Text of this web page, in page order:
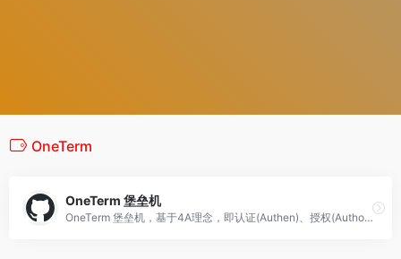
OneTerm
OneTerm 堡垒机
OneTerm 堡垒机，基于4A理念，即认证(Authen)、授权(Authorize)、账号(Account)、审计(Audit)设计开发。